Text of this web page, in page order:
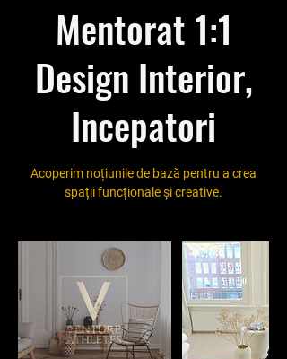
Mentorat 1:1
Design Interior,
Incepatori
Acoperim noțiunile de bază pentru a crea
spații funcționale și creative.